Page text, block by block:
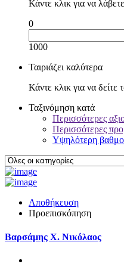
Κάντε κλικ για να λάβετε
0
1000
Ταιριάζει καλύτερα
Κάντε κλικ για να
Ταξινόμηση κατά
Περισσότερες
Περισσότερες
Υψηλότερη
Αποθήκευση
Προεπισκόπηση
Βαρσάμης X. Νικόλαος